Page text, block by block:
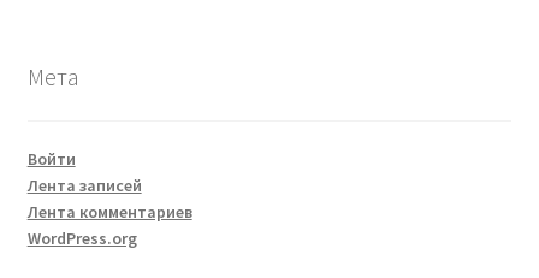
Мета
Войти
Лента записей
Лента комментариев
WordPress.org